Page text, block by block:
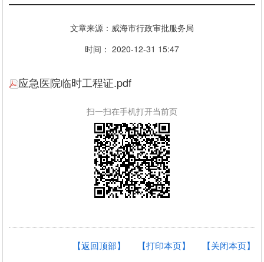
文章来源：威海市行政审批服务局
时间： 2020-12-31 15:47
应急医院临时工程证.pdf
扫一扫在手机打开当前页
【关闭本页】
【打印本页】
【返回顶部】